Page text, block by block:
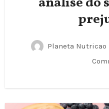
Planeta Nutricao